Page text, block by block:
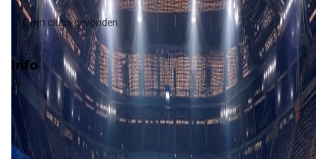
Geen clubs gevonden
Info
Op 17 mei 2026 gaat Lentigione de strijd aan met Piacenza.
wedstrijd wordt afgetrapt om 14:00 en wordt gespeeld in de
Serie D.
Stadion: Onbekend
Scheidsrechter: Onbekend